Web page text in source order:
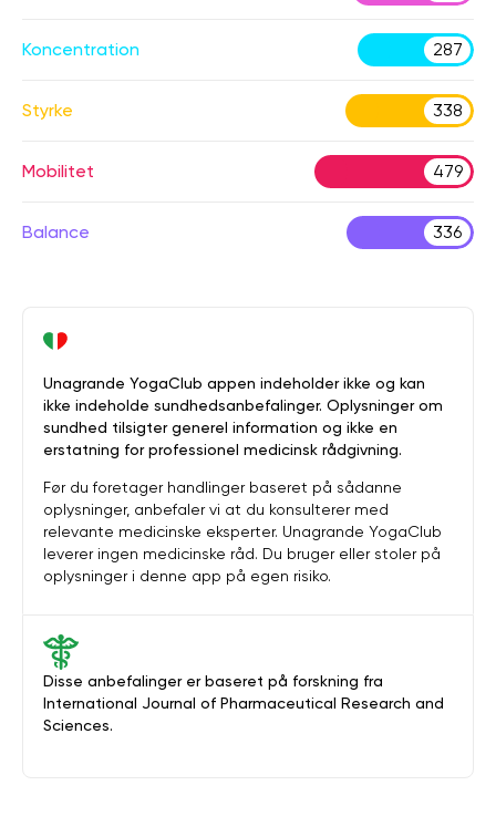
Koncentration 287
Styrke 338
Mobilitet 479
Balance 336
Disse anbefalinger er baseret på forskning fra
International Journal of Pharmaceutical Research and
Sciences.
Unagrande YogaClub appen indeholder ikke og kan
ikke indeholde sundhedsanbefalinger. Oplysninger om
sundhed tilsigter generel information og ikke en
erstatning for professionel medicinsk rådgivning.
Før du foretager handlinger baseret på sådanne
oplysninger, anbefaler vi at du konsulterer med
relevante medicinske eksperter. Unagrande YogaClub
leverer ingen medicinske råd. Du bruger eller stoler på
oplysninger i denne app på egen risiko.